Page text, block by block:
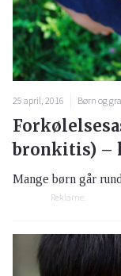
25 april, 2016 Børn og
bronkitis) –
Reklame: